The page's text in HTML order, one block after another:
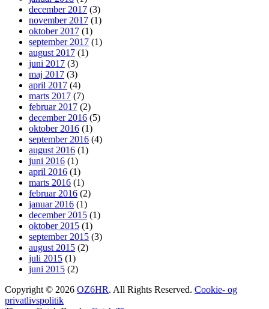
december 2017 (3)
november 2017 (1)
oktober 2017 (1)
september 2017 (1)
august 2017 (1)
juni 2017 (3)
maj 2017 (3)
april 2017 (4)
marts 2017 (7)
februar 2017 (2)
december 2016 (5)
oktober 2016 (1)
september 2016 (4)
august 2016 (1)
juni 2016 (1)
april 2016 (1)
marts 2016 (1)
februar 2016 (2)
januar 2016 (1)
december 2015 (1)
oktober 2015 (1)
september 2015 (3)
august 2015 (2)
juli 2015 (1)
juni 2015 (2)
Copyright © 2026 OZ6HR. All Rights Reserved. Cookie- og
privatlivspolitik